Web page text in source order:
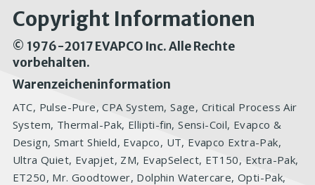
are
here
Copyright Informationen
© 1976-2017 EVAPCO Inc. Alle Rechte
vorbehalten.
Warenzeicheninformation
ATC, Pulse-Pure, CPA System, Sage, Critical Process Air
System, Thermal-Pak, Ellipti-fin, Sensi-Coil, Evapco &
Design, Smart Shield, Evapco, UT, Evapco Extra-Pak,
Ultra Quiet, Evapjet, ZM, EvapSelect, ET150, Extra-Pak,
ET250, Mr. Goodtower, Dolphin Watercare, Opti-Pak,